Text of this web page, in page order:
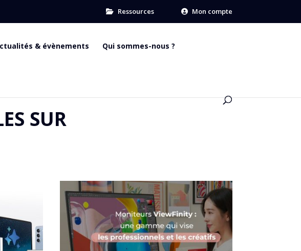
Ressources Mon compte
& évènements Qui sommes-nous ?
SUR